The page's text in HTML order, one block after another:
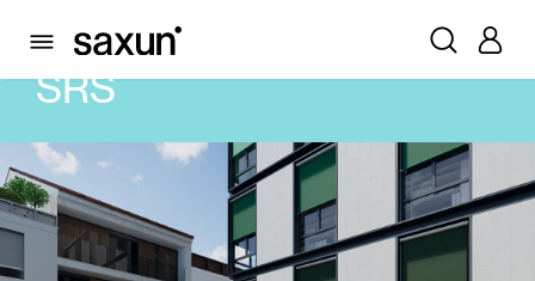
PRODUITS STORES
SRS
Volets Roulants et Caissons
Pergolas